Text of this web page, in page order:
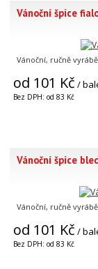
Vánoční špice
Vánoční, ručně
od 101 Kč /
Bez DPH: od 83 Kč
Vánoční špice
Vánoční, ručně
od 101 Kč /
Bez DPH: od 83 Kč